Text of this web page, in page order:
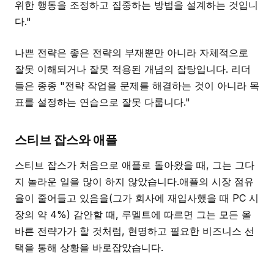
위한 행동을 조정하고 집중하는 방법을 설계하는 것입니
다."
나쁜 전략은 좋은 전략의 부재뿐만 아니라 자체적으로
잘못 이해되거나 잘못 적용된 개념의 잡탕입니다. 리더
들은 종종 "전략 작업을 문제를 해결하는 것이 아니라 목
표를 설정하는 연습으로 잘못 다룹니다."
스티브 잡스와 애플
스티브 잡스가 처음으로 애플로 돌아왔을 때, 그는 그다
지 놀라운 일을 많이 하지 않았습니다.애플의 시장 점유
율이 줄어들고 있음을(그가 회사에 재입사했을 때 PC 시
장의 약 4%) 감안할 때, 루멜트에 따르면 그는 모든 올
바른 전략가가 할 것처럼, 현명하고 필요한 비즈니스 선
택을 통해 상황을 바로잡았습니다.